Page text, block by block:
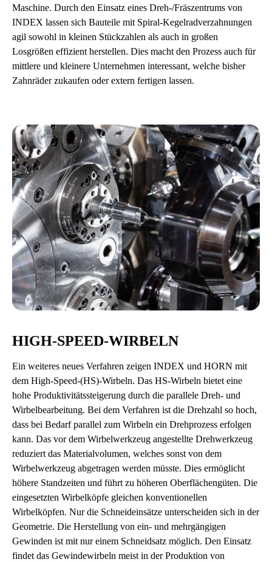
Maschine. Durch den Einsatz eines Dreh-/Fräszentrums von
INDEX lassen sich Bauteile mit Spiral-Kegelradverzahnungen
agil sowohl in kleinen Stückzahlen als auch in großen
Losgrößen effizient herstellen. Dies macht den Prozess auch für
mittlere und kleinere Unternehmen interessant, welche bisher
Zahnräder zukaufen oder extern fertigen lassen.
HIGH-SPEED-WIRBELN
Ein weiteres neues Verfahren zeigen INDEX und HORN mit
dem High-Speed-(HS)-Wirbeln. Das HS-Wirbeln bietet eine
hohe Produktivitätssteigerung durch die parallele Dreh- und
Wirbelbearbeitung. Bei dem Verfahren ist die Drehzahl so hoch,
dass bei Bedarf parallel zum Wirbeln ein Drehprozess erfolgen
kann. Das vor dem Wirbelwerkzeug angestellte Drehwerkzeug
reduziert das Materialvolumen, welches sonst von dem
Wirbelwerkzeug abgetragen werden müsste. Dies ermöglicht
höhere Standzeiten und führt zu höheren Oberflächengüten. Die
eingesetzten Wirbelköpfe gleichen konventionellen
Wirbelköpfen. Nur die Schneideinsätze unterscheiden sich in der
Geometrie. Die Herstellung von ein- und mehrgängigen
Gewinden ist mit nur einem Schneidsatz möglich. Den Einsatz
findet das Gewindewirbeln meist in der Produktion von